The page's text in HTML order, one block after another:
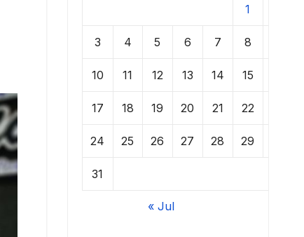
1
3 4 5 6 7 8
10 11 12 13 14 15
17 18 19 20 21 22
24 25 26 27 28 29
31
« Jul